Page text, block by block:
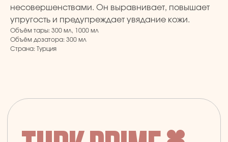
несовершенствами. Он выравнивает, повышает
упругость и предупреждает увядание кожи.
Объём тары: 300 мл, 1000 мл
Объём дозатора: 300 мл
Страна: Турция
конфиденциальности
Публичная оферта
+7 926 620 21 21